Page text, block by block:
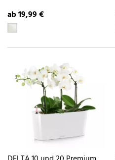
ab 19,99 €